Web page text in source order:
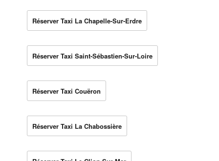
Réserver Taxi La Chapelle-Sur-Erdre
Réserver Taxi Saint-Sébastien-Sur-Loire
Réserver Taxi Couëron
Réserver Taxi La Chabossière